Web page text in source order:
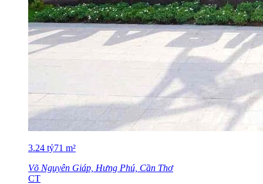
3.24 tỷ71 m²
Võ Nguyên Giáp, Hưng Phú, Cần Thơ
CT